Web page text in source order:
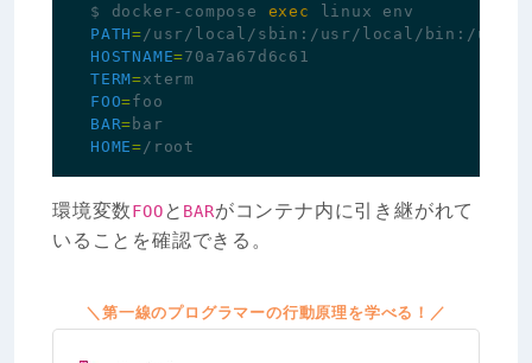
$ docker-compose exec
PATH=
HOSTNAME=
TERM=
FOO=
BAR=
HOME=
環境変数FOOと BARがコンテナ内に引き継がれて
いることを確認できる。
＼第一線のプログラマーの行動原理を学べる！／